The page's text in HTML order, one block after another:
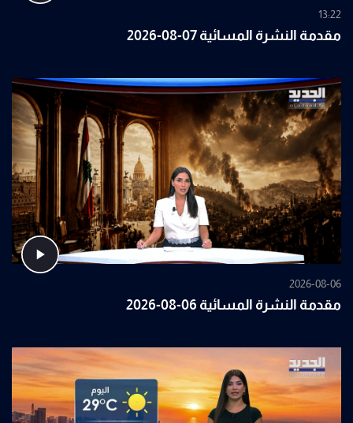
13:22
مقدمة النشرة المسائية 07-08-2026
2026-08-06
مقدمة النشرة المسائية 06-08-2026